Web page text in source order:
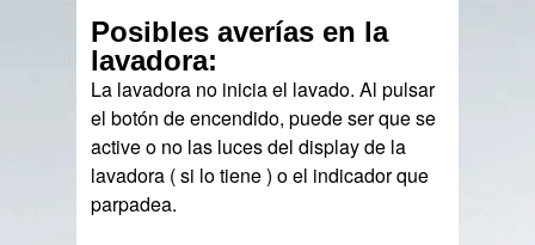
Posibles averías en la
lavadora:
La lavadora no inicia el lavado. Al pulsar
el botón de encendido, puede ser que se
active o no las luces del display de la
lavadora ( si lo tiene ) o el indicador que
parpadea.